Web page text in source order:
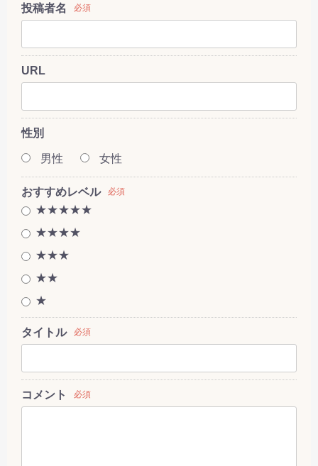
投稿者名 必須
URL
性別
男性 女性
おすすめレベル 必須
★★★★★
★★★★
★★★
★★
★
タイトル 必須
コメント 必須